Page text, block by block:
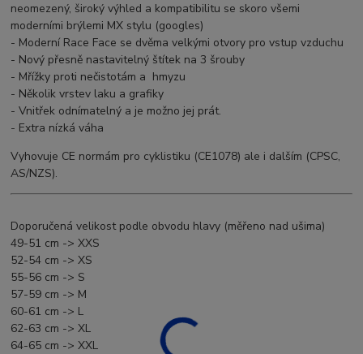
neomezený, široký výhled a kompatibilitu se skoro všemi
moderními brýlemi MX stylu (googles)
- Moderní Race Face se dvěma velkými otvory pro vstup vzduchu
- Nový přesně nastavitelný štítek na 3 šrouby
- Mřížky proti nečistotám a hmyzu
- Několik vrstev laku a grafiky
- Vnitřek odnímatelný a je možno jej prát.
- Extra nízká váha
Vyhovuje CE normám pro cyklistiku (CE1078) ale i dalším (CPSC,
AS/NZS).
Doporučená velikost podle obvodu hlavy (měřeno nad ušima)
49-51 cm -> XXS
52-54 cm -> XS
55-56 cm -> S
57-59 cm -> M
60-61 cm -> L
62-63 cm -> XL
64-65 cm -> XXL